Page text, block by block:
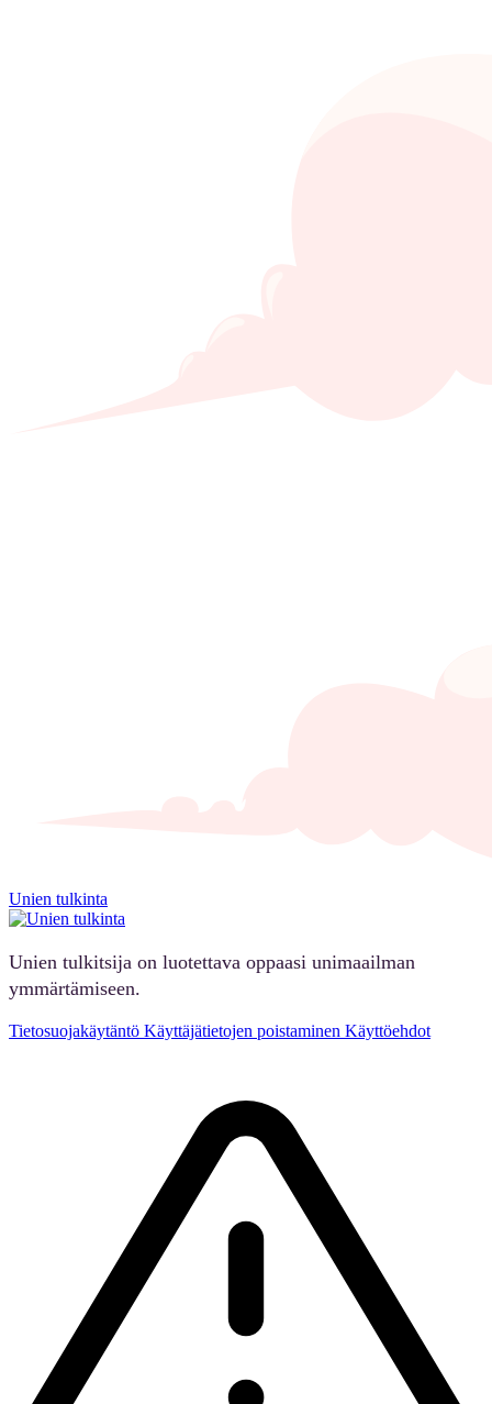
Unien tulkinta
Unien tulkitsija on luotettava oppaasi unimaailman
ymmärtämiseen.
Tietosuojakäytäntö Käyttäjätietojen poistaminen Käyttöehdot